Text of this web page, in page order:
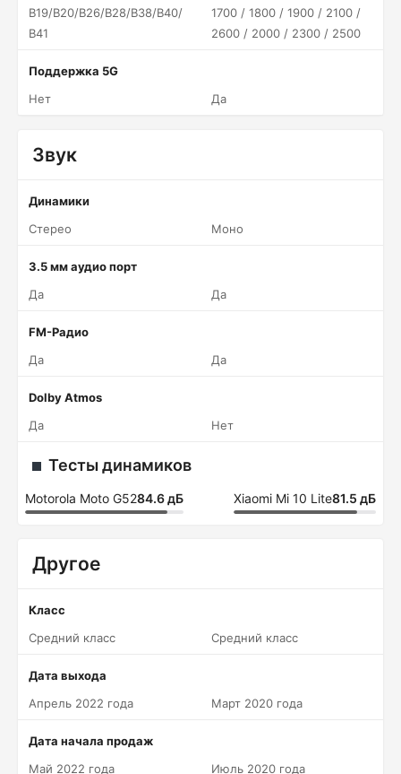
B19/​B20/​B26/​B28/​B38/​B40/​
B41
1700 / 1800 / 1900 / 2100 /
2600 / 2000 / 2300 / 2500
Поддержка 5G
Нет
Да
Звук
Динамики
Стерео
Моно
3.5 мм аудио порт
Да
Да
FM-Радио
Да
Да
Dolby Atmos
Да
Нет
Тесты динамиков
Motorola Moto G5284.6 дБ Xiaomi Mi 10 Lite81.5 дБ
Другое
Класс
Средний класс
Средний класс
Дата выхода
Апрель 2022 года
Март 2020 года
Дата начала продаж
Май 2022 года
Июль 2020 года